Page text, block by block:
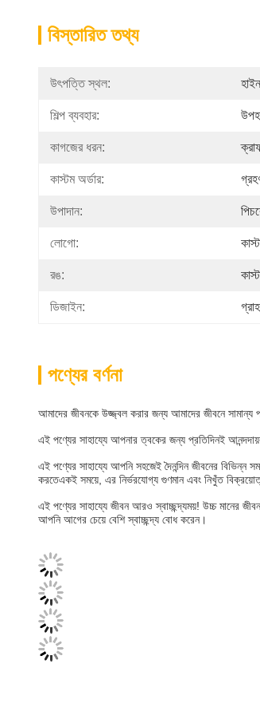
বিস্তারিত তথ্য
উৎপত্তি স্থল:
শিল্প ব্যবহার:
কাগজের ধরন:
কাস্টম অর্ডার:
উপাদান:
লোগো:
রঙ:
ডিজাইন:
পণ্যের বর্ণনা
আমাদের জীবনকে উজ্জ্বল করার জন্য আমাদের জীবনে
এই পণ্যের সাহায্যে আপনার ত্বকের জন্য প্রতিদিনই
এই পণ্যের সাহায্যে আপনি সহজেই দৈনন্দিন জীবনের
করতেএকই সময়ে, এর নির্ভরযোগ্য গুণমান এবং নিখুঁত
এই পণ্যের সাহায্যে জীবন আরও স্বাচ্ছন্দ্যময়! উচ্চ মানের
আপনি আগের চেয়ে বেশি স্বাচ্ছন্দ্য বোধ করেন।